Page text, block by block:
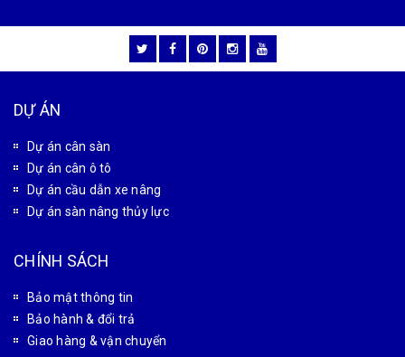
DỰ ÁN
Dự án cân sàn
Dự án cân ô tô
Dự án cầu dẫn xe nâng
Dự án sàn nâng thủy lực
CHÍNH SÁCH
Bảo mật thông tin
Bảo hành & đổi trả
Giao hàng & vận chuyển